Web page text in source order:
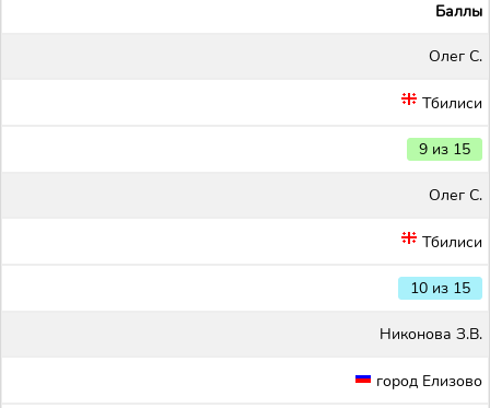
Баллы
Олег С.
Тбилиси
9 из 15
Олег С.
Тбилиси
10 из 15
Никонова З.В.
город Елизово